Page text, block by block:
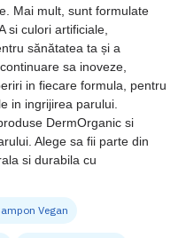
Mai mult, sunt formulate
si culori artificiale,
sănătatea ta și a
sa inoveze,
in fiecare formula, pentru
in ingrijirea parului.
DermOrganic si
Alege sa fii parte din
si durabila cu
Vegan